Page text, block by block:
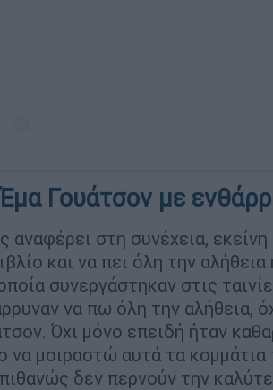
Γουάτσον με
αναφέρει στη συνέχεια,
και να πει όλη την
συνεργάστηκαν στις
να πω όλη την αλήθεια,
Όχι μόνο επειδή ήταν
να μοιραστώ αυτά τα
δεν περνούν την